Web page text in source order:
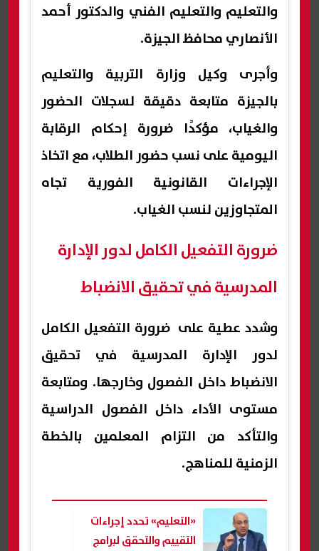
والتعليم والتعليم الفني والدكتور أحمد
الأنصاري محافظ الجيزة.
وأجرى وكيل وزارة التربية والتعليم
بالجيزة متابعة دقيقة لسجلات الحضور
والغياب، مؤكدًا ضرورة إحكام الرقابة
اليومية على نسب حضور الطلاب، مع اتخاذ
الإجراءات القانونية الفورية تجاه
المتجاوزين لنسب الغياب.
ضرورة التفعيل الكامل لدور الإدارة
المدرسية في تحقيق الانضباط
وشدد عطية على ضرورة التفعيل الكامل
لدور الإدارة المدرسية في تحقيق
الانضباط داخل الفصول وخارجها. ومتابعة
مستوى الأداء داخل الفصول الدراسية
والتأكد من التزام المعلمين بالخطة
الزمنية للمناهج.
«التعليم» تحدد إجراءات
التقييم والتحقق لبرامج